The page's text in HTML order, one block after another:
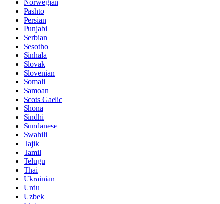
Norwegian
Pashto
Persian
Punjabi
Serbian
Sesotho
Sinhala
Slovak
Slovenian
Somali
Samoan
Scots Gaelic
Shona
Sindhi
Sundanese
Swahili
Tajik
Tamil
Telugu
Thai
Ukrainian
Urdu
Uzbek